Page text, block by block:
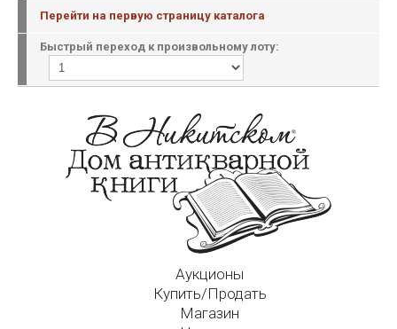
Перейти на первую страницу каталога
Быстрый переход к произвольному лоту:
Аукционы
Купить/Продать
Магазин